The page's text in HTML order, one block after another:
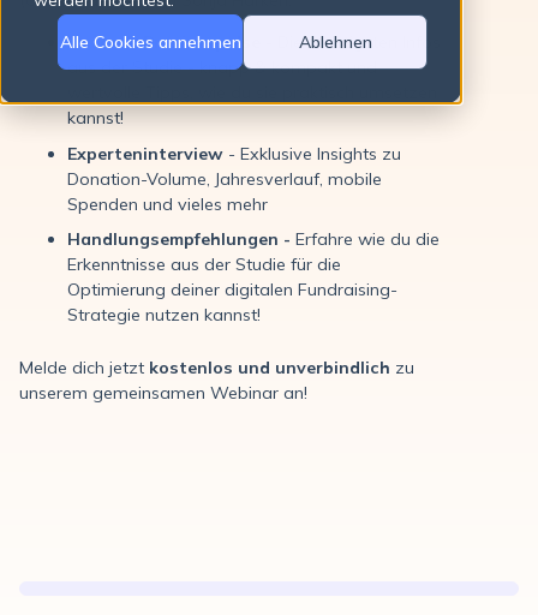
Alle Cookies annehmen
Ablehnen
Daten & Praxisimpulse
- Die wichtigsten Infos
aus der Studie - knapp & kompakt und
kannst!
Experteninterview - Exklusive Insights zu
Donation-Volume, Jahresverlauf, mobile
Spenden und vieles mehr
Handlungsempfehlungen - Erfahre wie du die
Erkenntnisse aus der Studie für die
Optimierung deiner digitalen Fundraising-
Strategie nutzen kannst!
Melde dich jetzt kostenlos und unverbindlich zu
unserem gemeinsamen Webinar an!